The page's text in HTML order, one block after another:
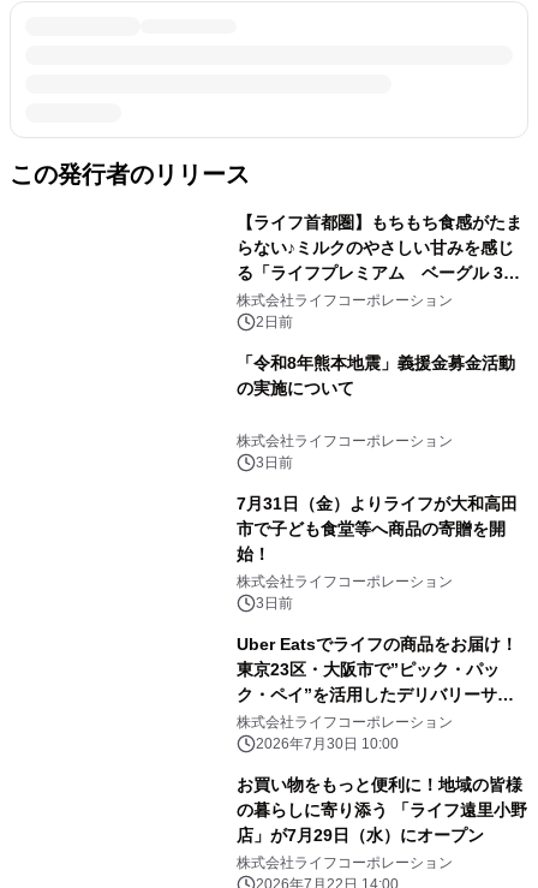
この発行者のリリース
【ライフ首都圏】もちもち食感がたま
らない♪ミルクのやさしい甘みを感じ
る「ライフプレミアム ベーグル 3
種」を新発売！
株式会社ライフコーポレーション
2日前
「令和8年熊本地震」義援金募金活動
の実施について
株式会社ライフコーポレーション
3日前
7月31日（金）よりライフが大和高田
市で子ども食堂等へ商品の寄贈を開
始！
株式会社ライフコーポレーション
3日前
Uber Eatsでライフの商品をお届け！
東京23区・大阪市で”ピック・パッ
ク・ペイ”を活用したデリバリーサー
ビスを開始
株式会社ライフコーポレーション
2026年7月30日 10:00
お買い物をもっと便利に！地域の皆様
の暮らしに寄り添う 「ライフ遠里小野
店」が7月29日（水）にオープン
株式会社ライフコーポレーション
2026年7月22日 14:00